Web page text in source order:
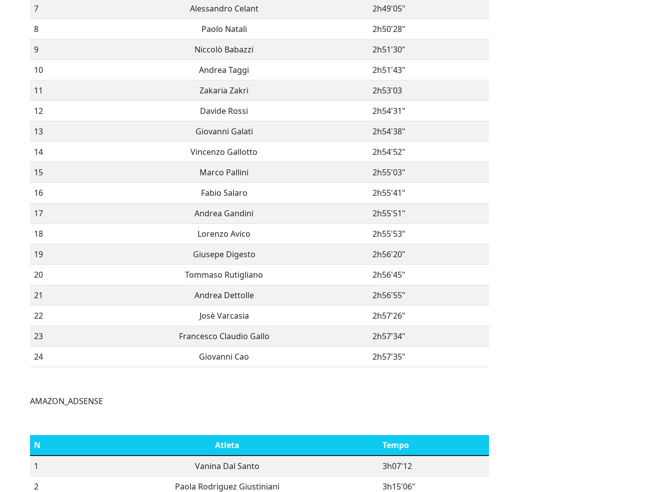
7
Alessandro Celant
2h49'05"
8
Paolo Natali
2h50'28"
9
Niccolò Babazzi
2h51'30"
10
Andrea Taggi
2h51'43"
11
Zakaria Zakri
2h53'03
12
Davide Rossi
2h54'31"
13
Giovanni Galati
2h54'38"
14
Vincenzo Gallotto
2h54'52"
15
Marco Pallini
2h55'03"
16
Fabio Salaro
2h55'41"
17
Andrea Gandini
2h55'51"
18
Lorenzo Avico
2h55'53"
19
Giusepe Digesto
2h56'20"
20
Tommaso Rutigliano
2h56'45"
21
Andrea Dettolle
2h56'55"
22
Josè Varcasia
2h57'26"
23
Francesco Claudio Gallo
2h57'34"
24
Giovanni Cao 2h57'35"
AMAZON_ADSENSE
N Atleta
Tempo
1
Vanina Dal Santo
3h07'12
2
Paola Rodriguez Giustiniani 3h15'06"